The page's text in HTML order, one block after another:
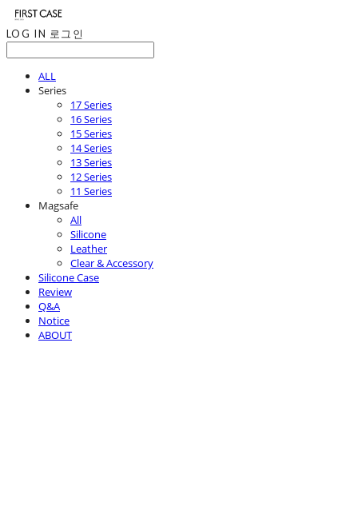
LOG IN 로그인
ALL
Series
17 Series
16 Series
15 Series
14 Series
13 Series
12 Series
11 Series
Magsafe
All
Silicone
Leather
Clear & Accessory
Silicone Case
Review
Q&A
Notice
ABOUT